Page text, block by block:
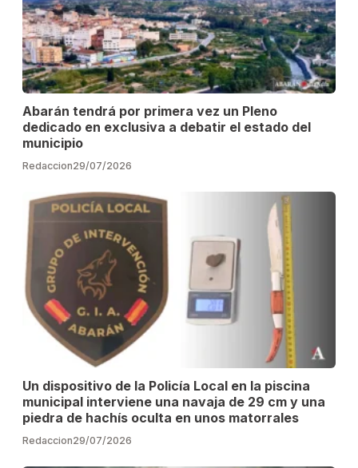
Abarán tendrá por primera vez un Pleno
dedicado en exclusiva a debatir el estado del
municipio
Redaccion29/07/2026
Un dispositivo de la Policía Local en la piscina
municipal interviene una navaja de 29 cm y una
piedra de hachís oculta en unos matorrales
Redaccion29/07/2026